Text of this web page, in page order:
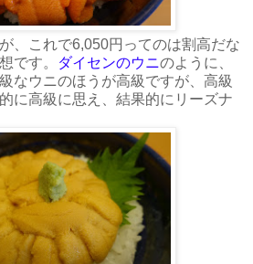
、これで6,050円ってのは割高だな
です。
ダイセンのウニのように、
なウニのほうが高級ですが、高級
に高級に思え、結果的にリーズナ